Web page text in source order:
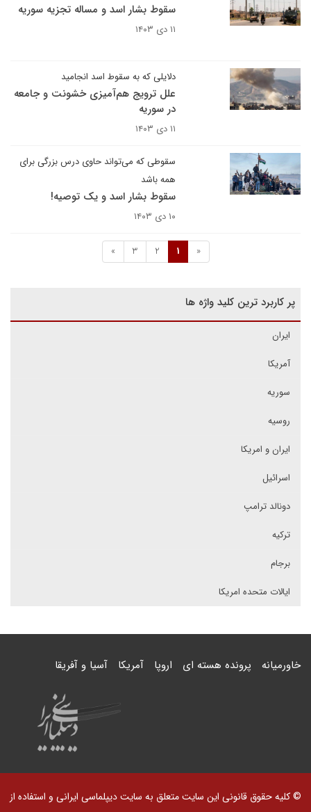
سقوط بشار اسد و مساله تجزیه سوریه
۱۱ دی ۱۴۰۳
دلایلی که به سقوط اسد انجامید
علل ترویج هم‌آمیزی خشونت ‌و جامعه
در سوریه
۱۱ دی ۱۴۰۳
سقوطی که می‌تواند حاوی درس بزرگی برای
همه باشد
سقوط بشار اسد و یک توصیه!
۱۰ دی ۱۴۰۳
«
1
2
3
»
پر کاربرد ترین کلید واژه ها
ایران
آمریکا
سوریه
روسیه
ایران و امریکا
اسرائیل
دونالد ترامپ
ترکیه
برجام
ایالات متحده امریکا
خاورمیانه پرونده هسته ای اروپا آمریکا آسیا و آفریقا
© کلیه حقوق قانونی این سایت متعلق به سایت دیپلماسی ایرانی و استفاده از